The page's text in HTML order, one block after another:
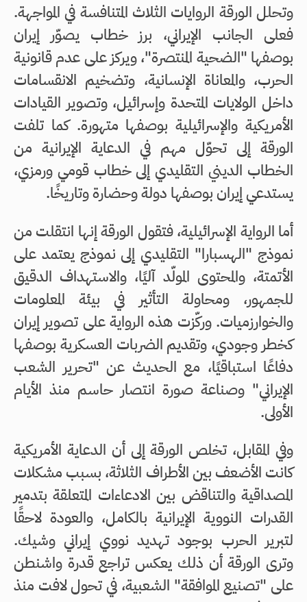
وتحلل الورقة الروايات الثلاث المتنافسة في المواجهة.
فعلى الجانب الإيراني، برز خطاب يصوّر إيران
بوصفها "الضحية المنتصرة"، ويركز على عدم قانونية
الحرب، والمعاناة الإنسانية، وتضخيم الانقسامات
داخل الولايات المتحدة وإسرائيل، وتصوير القيادات
الأمريكية والإسرائيلية بوصفها متهورة. كما تلفت
الورقة إلى تحوّل مهم في الدعاية الإيرانية من
الخطاب الديني التقليدي إلى خطاب قومي ورمزي،
يستدعي إيران بوصفها دولة وحضارة وتاريخًا.
أما الرواية الإسرائيلية، فتقول الورقة إنها انتقلت من
نموذج "الهسبارا" التقليدي إلى نموذج يعتمد على
الأتمتة، والمحتوى المولّد آليًا، والاستهداف الدقيق
للجمهور، ومحاولة التأثير في بيئة المعلومات
والخوارزميات. وركّزت هذه الرواية على تصوير إيران
كخطر وجودي، وتقديم الضربات العسكرية بوصفها
دفاعًا استباقيًا، مع الحديث عن "تحرير الشعب
الإيراني" وصناعة صورة انتصار حاسم منذ الأيام
الأولى.
وفي المقابل، تخلص الورقة إلى أن الدعاية الأمريكية
كانت الأضعف بين الأطراف الثلاثة، بسبب مشكلات
المصداقية والتناقض بين الادعاءات المتعلقة بتدمير
القدرات النووية الإيرانية بالكامل، والعودة لاحقًا
لتبرير الحرب بوجود تهديد نووي إيراني وشيك.
وترى الورقة أن ذلك يعكس تراجع قدرة واشنطن
على "تصنيع الموافقة" الشعبية، في تحول لافت منذ